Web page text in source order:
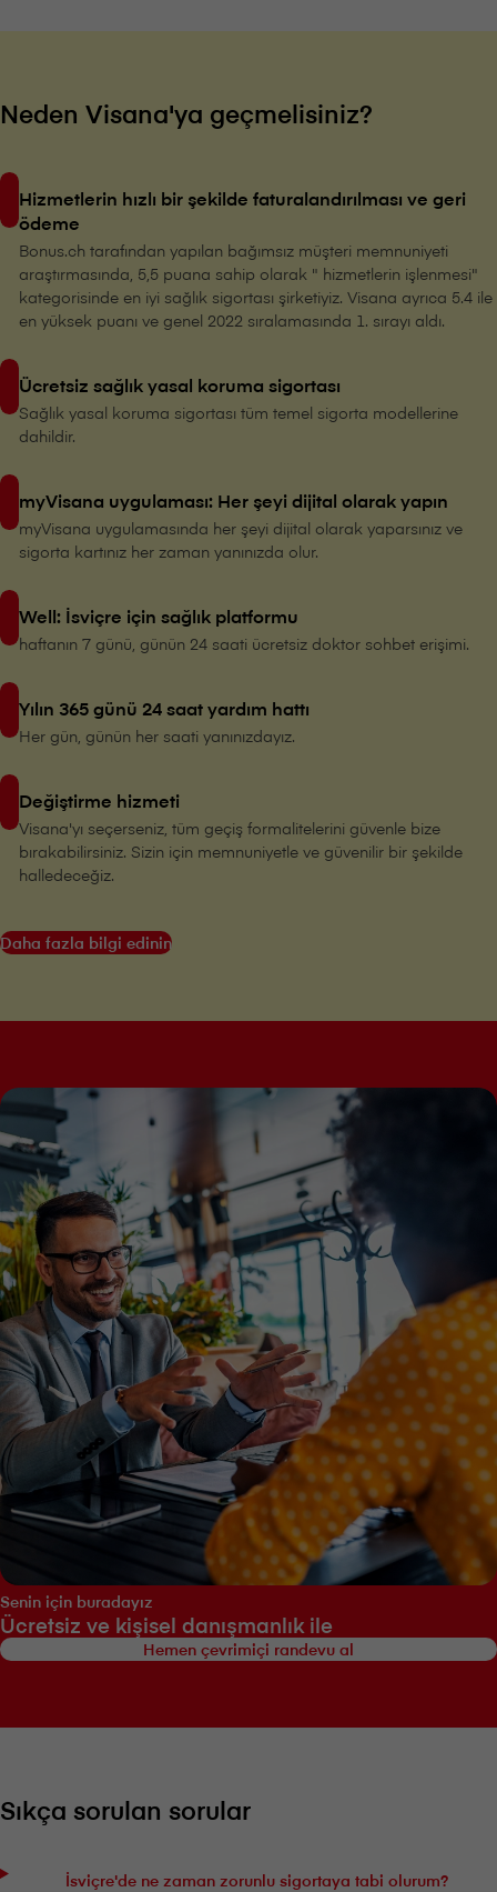
Neden V⁠i⁠s⁠a⁠n⁠a'ya geçmelisiniz?
Hizmetlerin hızlı bir şekilde faturalandırılması ve geri
ödeme
Bonus.ch tarafından yapılan bağımsız müşteri memnuniyeti
araştırmasında, 5,5 puana sahip olarak " hizmetlerin işlenmesi"
kategorisinde en iyi sağlık sigortası şirketiyiz. V⁠i⁠s⁠a⁠n⁠a ayrıca 5.4 ile
en yüksek puanı ve genel 2022 sıralamasında 1. sırayı aldı.
Ücretsiz sağlık yasal koruma sigortası
Sağlık yasal koruma sigortası tüm temel sigorta modellerine
dahildir.
myVisana uygulaması: Her şeyi dijital olarak yapın
myVisana uygulamasında her şeyi dijital olarak yaparsınız ve
sigorta kartınız her zaman yanınızda olur.
Well: İsviçre için sağlık platformu
haftanın 7 günü, günün 24 saati ücretsiz doktor sohbet erişimi.
Yılın 365 günü 24 saat yardım hattı
Her gün, günün her saati yanınızdayız.
Değiştirme hizmeti
V⁠i⁠s⁠a⁠n⁠a'yı seçerseniz, tüm geçiş formalitelerini güvenle bize
bırakabilirsiniz. Sizin için memnuniyetle ve güvenilir bir şekilde
halledeceğiz.
Daha fazla bilgi edinin
Senin için buradayız
Ücretsiz ve kişisel danışmanlık ile
Hemen çevrimiçi randevu al
Sıkça sorulan sorular
İsviçre'de ne zaman zorunlu sigortaya tabi olurum?